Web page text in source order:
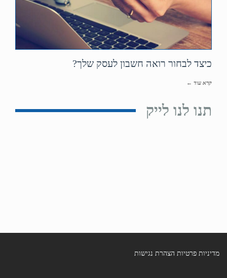
כיצד לבחור רואה חשבון לעסק שלך?
קרא עוד ←
תנו לנו לייק
מדיניות פרטיות הצהרת נגישות